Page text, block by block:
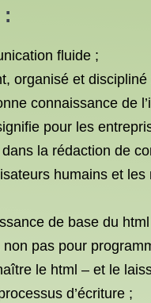
fluide ;
organisé et discipliné
connaissance de
pour les
la rédaction de
humains et les
de base du
non pas pour
le html – et le
d’écriture ;